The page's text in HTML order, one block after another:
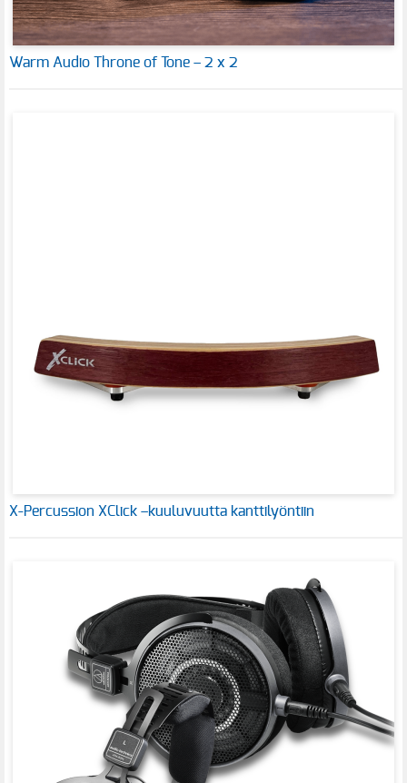
Warm Audio Throne of Tone – 2 x 2
X-Percussion XClick –kuuluvuutta kanttilyöntiin